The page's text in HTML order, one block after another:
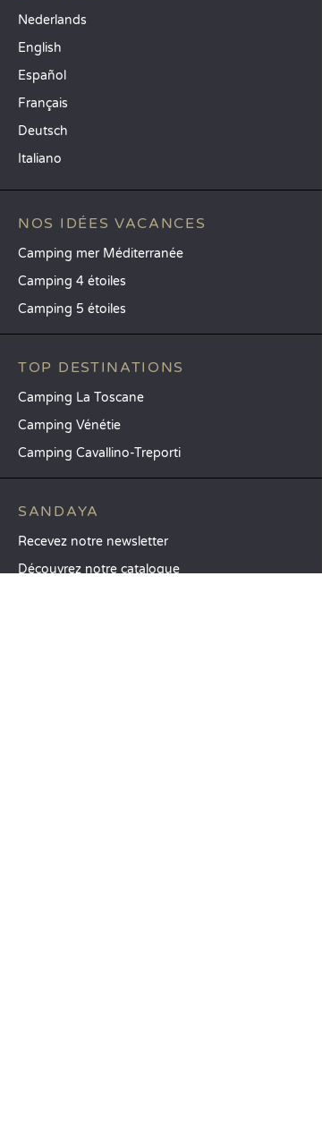
Nederlands
English
Español
Français
Deutsch
Italiano
NOS IDÉES VACANCES
Camping mer Méditerranée
Camping 4 étoiles
Camping 5 étoiles
TOP DESTINATIONS
Camping La Toscane
Camping Vénétie
Camping Cavallino-Treporti
SANDAYA
Recevez notre newsletter
Découvrez notre catalogue